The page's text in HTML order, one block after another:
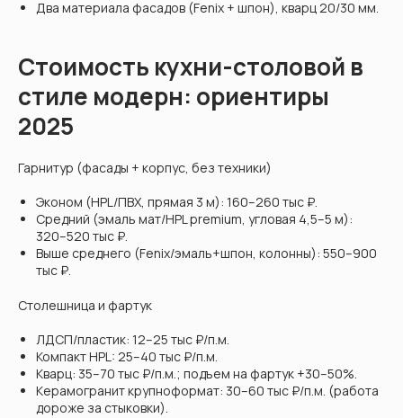
Два материала фасадов (Fenix + шпон), кварц 20/30 мм.
Стоимость кухни-столовой в
стиле модерн: ориентиры
2025
Гарнитур (фасады + корпус, без техники)
Эконом (HPL/ПВХ, прямая 3 м): 160–260 тыс ₽.
Средний (эмаль мат/HPL premium, угловая 4,5–5 м):
320–520 тыс ₽.
Выше среднего (Fenix/эмаль+шпон, колонны): 550–900
тыс ₽.
Столешница и фартук
ЛДСП/пластик: 12–25 тыс ₽/п.м.
Компакт HPL: 25–40 тыс ₽/п.м.
Кварц: 35–70 тыс ₽/п.м.; подъем на фартук +30–50%.
Керамогранит крупноформат: 30–60 тыс ₽/п.м. (работа
дороже за стыковки).